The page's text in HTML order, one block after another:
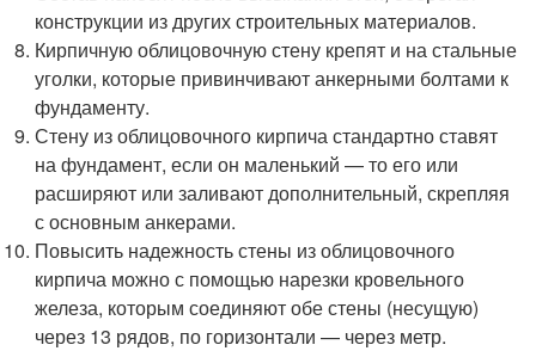
конструкции из других строительных материалов.
Кирпичную облицовочную стену крепят и на стальные
уголки, которые привинчивают анкерными болтами к
фундаменту.
Стену из облицовочного кирпича стандартно ставят
на фундамент, если он маленький — то его или
расширяют или заливают дополнительный, скрепляя
с основным анкерами.
Повысить надежность стены из облицовочного
кирпича можно с помощью нарезки кровельного
железа, которым соединяют обе стены (несущую)
через 13 рядов, по горизонтали — через метр.